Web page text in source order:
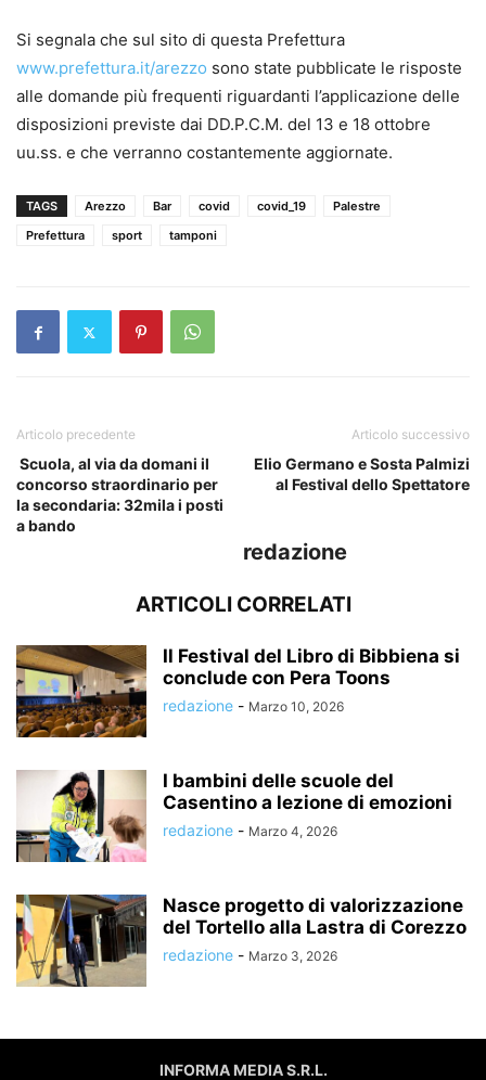
Si segnala che sul sito di questa Prefettura
www.prefettura.it/arezzo sono state pubblicate le risposte
alle domande più frequenti riguardanti l’applicazione delle
disposizioni previste dai DD.P.C.M. del 13 e 18 ottobre
uu.ss. e che verranno costantemente aggiornate.
TAGS Arezzo Bar covid covid_19
Palestre
Prefettura
sport tamponi
Articolo precedente
Scuola, al via da domani il
concorso straordinario per
la secondaria: 32mila i posti
a bando
Articolo successivo
Elio Germano e Sosta Palmizi
al Festival dello Spettatore
redazione
ARTICOLI CORRELATI
Il Festival del Libro di Bibbiena si
conclude con Pera Toons
redazione - Marzo 10, 2026
I bambini delle scuole del
Casentino a lezione di emozioni
redazione - Marzo 4, 2026
Nasce progetto di valorizzazione
del Tortello alla Lastra di Corezzo
redazione - Marzo 3, 2026
INFORMA MEDIA S.R.L.